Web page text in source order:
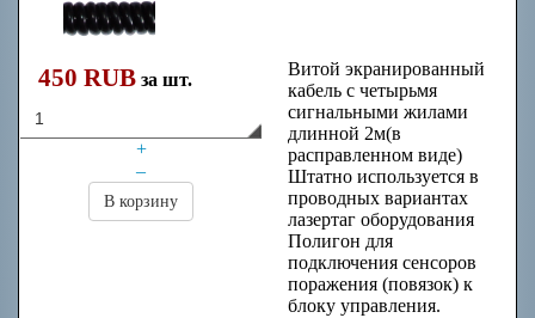
450 RUB за шт.
+
–
В корзину
Витой экранированный
кабель с четырьмя
сигнальными жилами
длинной 2м(в
расправленном виде)
Штатно используется в
проводных вариантах
лазертаг оборудования
Полигон для
подключения сенсоров
поражения (повязок) к
блоку управления.